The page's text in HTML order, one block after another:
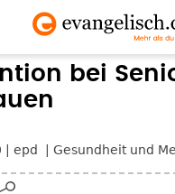
bei
epd Gesundheit und